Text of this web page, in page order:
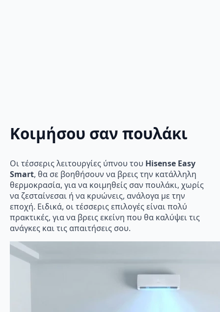
Κοιμήσου σαν πουλάκι
Οι τέσσερις λειτουργίες ύπνου του Hisense Easy
Smart, θα σε βοηθήσουν να βρεις την κατάλληλη
θερμοκρασία, για να κοιμηθείς σαν πουλάκι, χωρίς
να ζεσταίνεσαι ή να κρυώνεις, ανάλογα με την
εποχή. Ειδικά, οι τέσσερις επιλογές είναι πολύ
πρακτικές, για να βρεις εκείνη που θα καλύψει τις
ανάγκες και τις απαιτήσεις σου.